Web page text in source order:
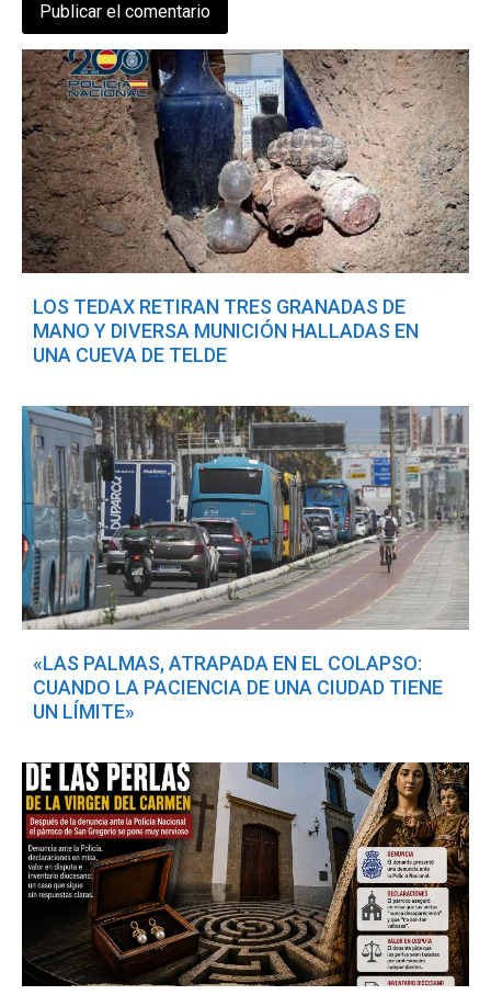
LOS TEDAX RETIRAN TRES GRANADAS DE
MANO Y DIVERSA MUNICIÓN HALLADAS EN
UNA CUEVA DE TELDE
«LAS PALMAS, ATRAPADA EN EL COLAPSO:
CUANDO LA PACIENCIA DE UNA CIUDAD TIENE
UN LÍMITE»